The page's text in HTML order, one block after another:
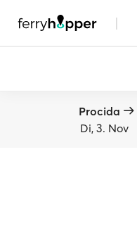
|
Procida
Di, 3. Nov